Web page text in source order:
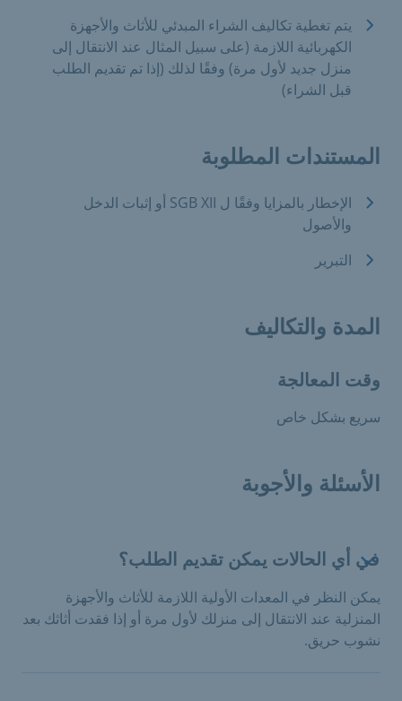
يتم تغطية تكاليف الشراء المبدئي للأثاث والأجهزة
الكهربائية اللازمة (على سبيل المثال عند الانتقال إلى
منزل جديد لأول مرة) وفقًا لذلك (إذا تم تقديم الطلب
قبل الشراء)
المستندات المطلوبة
الإخطار بالمزايا وفقًا ل SGB XII أو إثبات الدخل
والأصول
التبرير
المدة والتكاليف
وقت المعالجة
سريع بشكل خاص
الأسئلة والأجوبة
في أي الحالات يمكن تقديم الطلب؟
يمكن النظر في المعدات الأولية اللازمة للأثاث والأجهزة
المنزلية عند الانتقال إلى منزلك لأول مرة أو إذا فقدت أثاثك بعد
نشوب حريق.